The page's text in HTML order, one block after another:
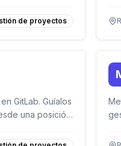
de proyectos
GitLab. Guíalos
una posición